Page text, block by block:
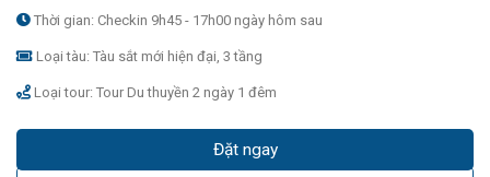
Thời gian: Checkin 9h45 - 17h00 ngày hôm sau
Loại tàu: Tàu sắt mới hiện đại, 3 tầng
Loại tour: Tour Du thuyền 2 ngày 1 đêm
Đặt ngay